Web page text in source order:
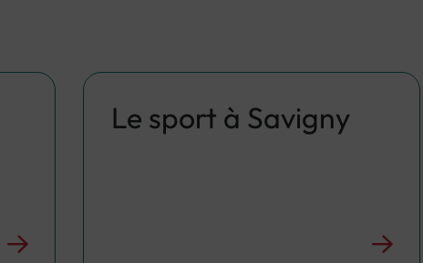
Le sport à Savigny